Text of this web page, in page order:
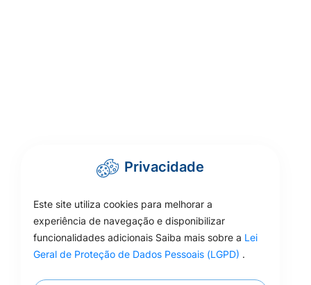
Privacidade
Este site utiliza cookies para melhorar a
experiência de navegação e disponibilizar
funcionalidades adicionais Saiba mais sobre a Lei
Geral de Proteção de Dados Pessoais (LGPD) .